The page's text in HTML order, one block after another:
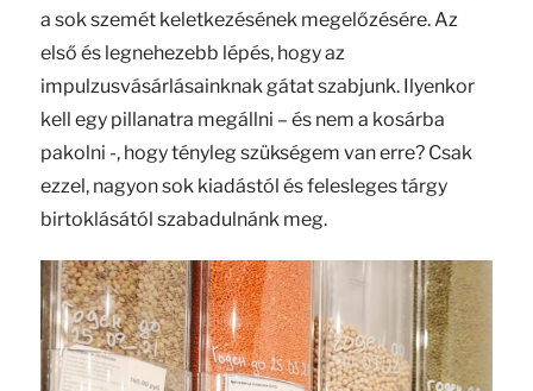
a sok szemét keletkezésének megelőzésére. Az
első és legnehezebb lépés, hogy az
impulzusvásárlásainknak gátat szabjunk. Ilyenkor
kell egy pillanatra megállni – és nem a kosárba
pakolni -, hogy tényleg szükségem van erre? Csak
ezzel, nagyon sok kiadástól és felesleges tárgy
birtoklásától szabadulnánk meg.